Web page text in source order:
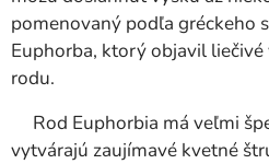
pomenovaný podľa gréckeho
Euphorba, ktorý objavil
rodu.
Rod Euphorbia má veľmi
vytvárajú zaujímavé kvetné